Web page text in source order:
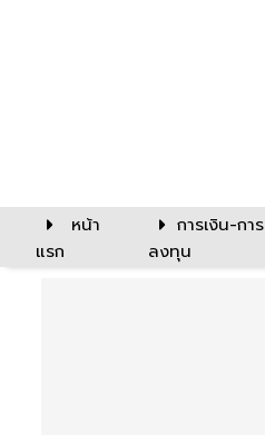
หน้า
แรก
การเงิน-การ
ลงทุน